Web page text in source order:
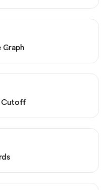
Graph
Cutoff